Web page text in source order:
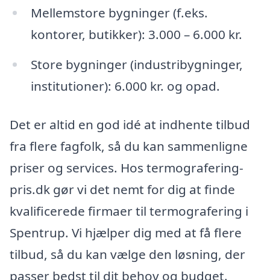
Mellemstore bygninger (f.eks.
kontorer, butikker): 3.000 – 6.000 kr.
Store bygninger (industribygninger,
institutioner): 6.000 kr. og opad.
Det er altid en god idé at indhente tilbud
fra flere fagfolk, så du kan sammenligne
priser og services. Hos termografering-
pris.dk gør vi det nemt for dig at finde
kvalificerede firmaer til termografering i
Spentrup. Vi hjælper dig med at få flere
tilbud, så du kan vælge den løsning, der
passer bedst til dit behov og budget.